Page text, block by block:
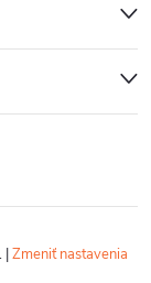
|Zmeniť nastavenia